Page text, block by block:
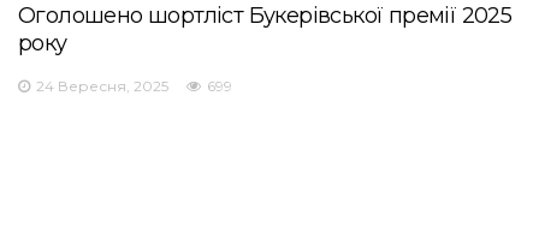
Оголошено шортліст Букерівської премії 2025
року
24 Вересня, 2025 699